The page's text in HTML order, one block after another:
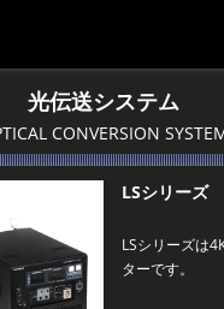
光伝送システム
CONVERSION
LSシリーズ
LSシリーズは
ターです。